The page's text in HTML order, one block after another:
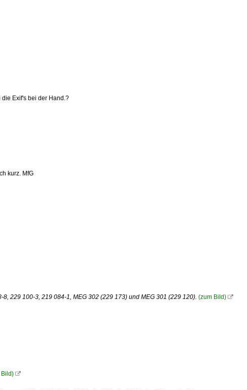
Exif's bei der Hand.?
kurz. MfG
229 100-3, 219 084-1, MEG 302 (229 173) und MEG 301 (229 120). (zum Bild) 
Bild) 